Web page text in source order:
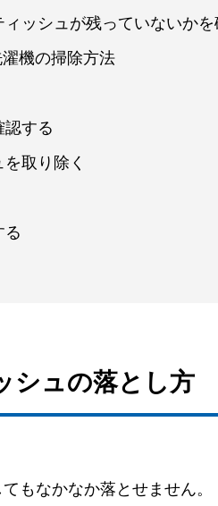
ッシュが残っていないかを
機の掃除方法
する
取り除く
る
シュの落とし方
もなかなか落とせません。